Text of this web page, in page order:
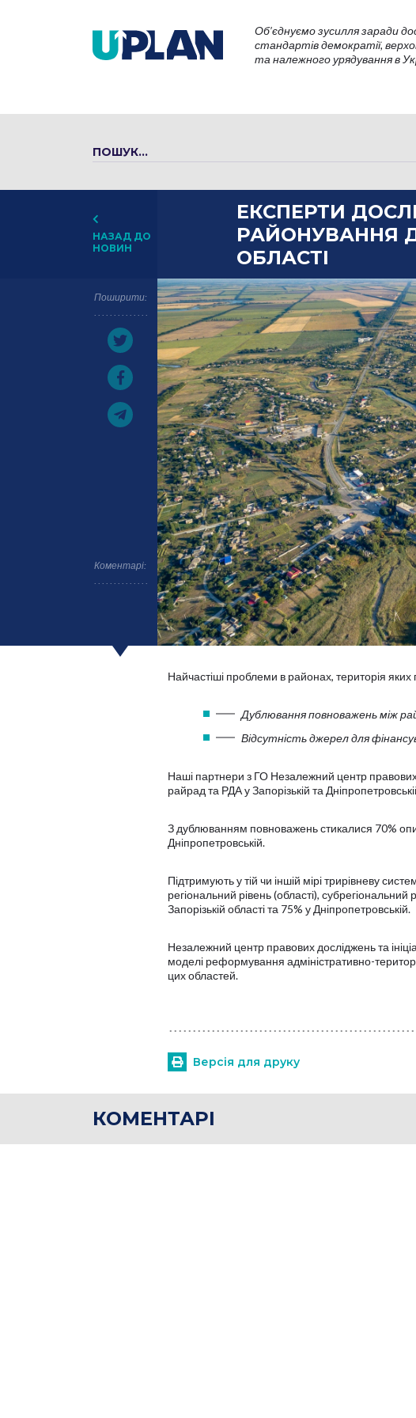
Об’єднуємо зусилля заради
стандартів демократії,
та належного урядування в
НАЗАД ДО
НОВИН
Поширити:
Коментарі:
ЕКСПЕРТИ
РАЙОНУВАННЯ
ОБЛАСТІ
Найчастіші проблеми в районах, територія
Дублювання повноважень між
Відсутність джерел для
Наші партнери з ГО Незалежний центр правових
райрад та РДА у Запорізькій та
З дублюванням повноважень стикалися 70%
Дніпропетровській.
Підтримують у тій чи іншій мірі трирівневу
регіональний рівень (області),
Запорізькій області та 75% у Дніпропетровській.
Незалежний центр правових досліджень та
моделі реформування адміністративно-
цих областей.
Версія для друку
КОМЕНТАРІ